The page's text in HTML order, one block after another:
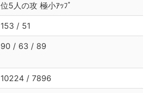
位5人の攻 極小ｱｯﾌﾟ
153 / 51
90 / 63 / 89
10224 / 7896